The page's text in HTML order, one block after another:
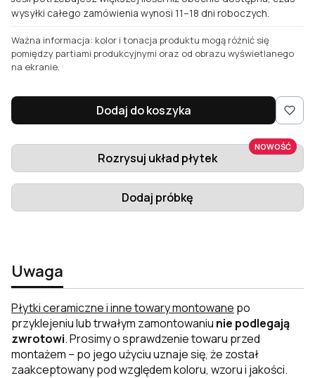
wysyłki całego zamówienia wynosi 11–18 dni roboczych.
Ważna informacja: kolor i tonacja produktu mogą różnić się
pomiędzy partiami produkcyjnymi oraz od obrazu wyświetlanego
na ekranie.
Dodaj do koszyka
NOWOŚĆ
Rozrysuj układ płytek
Dodaj próbkę
Uwaga
Płytki ceramiczne i inne towary montowane po
przyklejeniu lub trwałym zamontowaniu nie podlegają
zwrotowi. Prosimy o sprawdzenie towaru przed
montażem – po jego użyciu uznaje się, że został
zaakceptowany pod względem koloru, wzoru i jakości.